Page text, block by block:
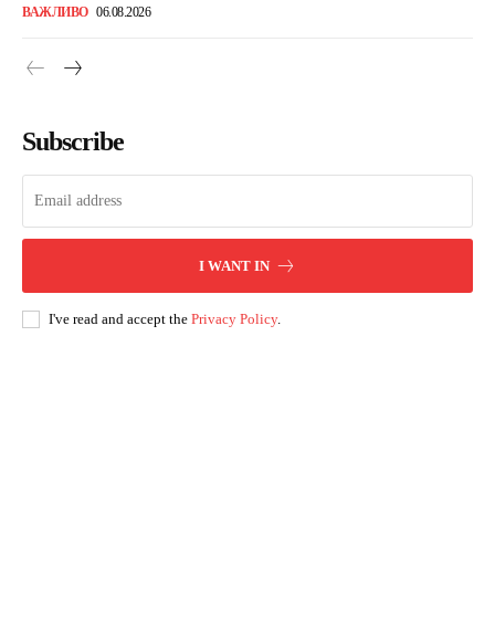
ВАЖЛИВО 06.08.2026
Subscribe
I WANT IN
I've read and accept the Privacy Policy.